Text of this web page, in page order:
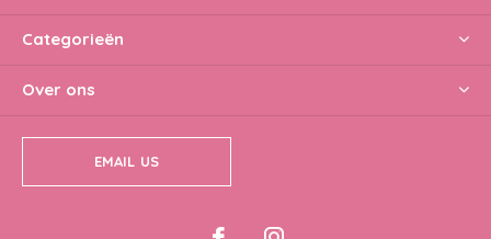
Categorieën
Over ons
EMAIL US